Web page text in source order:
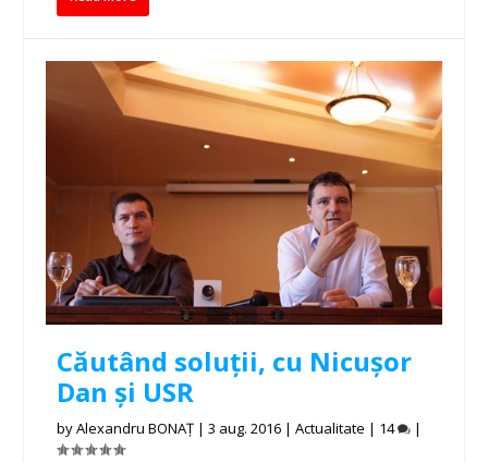
Căutând soluții, cu Nicușor
Dan și USR
byAlexandru BONAȚ |3 aug. 2016 |Actualitate | 14 |